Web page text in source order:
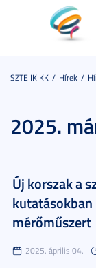
SZTE IKIKK Hírek
2025.
Új korszak a
mérőműszert
2025. április 04.